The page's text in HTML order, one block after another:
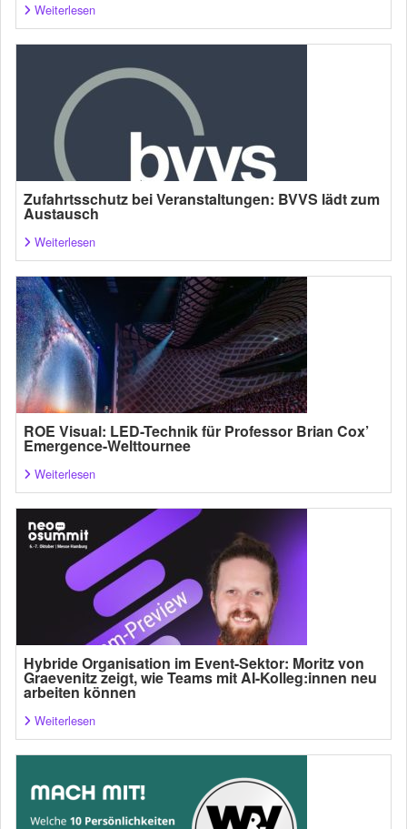
Weiterlesen
Zufahrtsschutz bei Veranstaltungen: BVVS lädt zum
Austausch
Weiterlesen
ROE Visual: LED-Technik für Professor Brian Cox’
Emergence-Welttournee
Weiterlesen
Hybride Organisation im Event-Sektor: Moritz von
Graevenitz zeigt, wie Teams mit AI-Kolleg:innen neu
arbeiten können
Weiterlesen